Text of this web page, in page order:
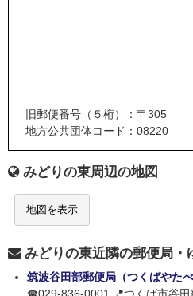
旧郵便番号（５桁）：〒305
地方公共団体コード：08220
みどりの東周辺の地図
地図を表示
みどりの東近隣の郵便局・
筑波谷田部郵便局（つくばやた